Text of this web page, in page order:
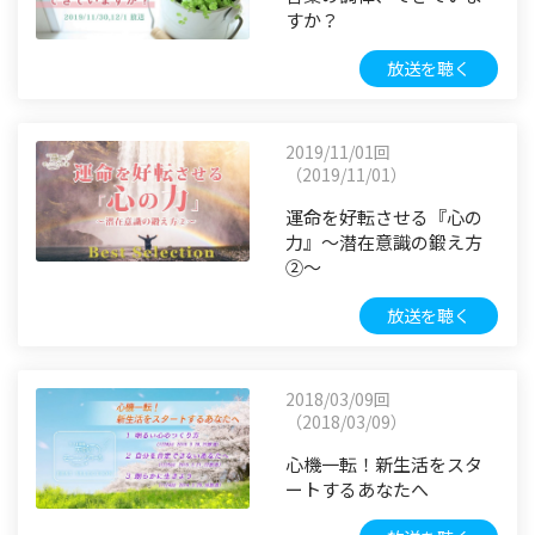
すか？
放送を聴く
2019/11/01回
（2019/11/01）
運命を好転させる『心の
力』～潜在意識の鍛え方
②～
放送を聴く
2018/03/09回
（2018/03/09）
心機一転！新生活をスタ
ートするあなたへ